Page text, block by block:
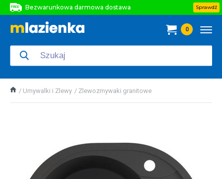
Bezwarunkowa darmowa dostawa
Bezwarunkowa darmowa dostawa
Sprawdź
0
Umywalki i Zlewy Zlewozmywaki granitowe